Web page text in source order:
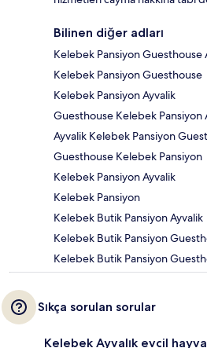
Bilinen diğer adları
Kelebek Pansiyon Guesthouse
Kelebek Pansiyon Guesthouse
Kelebek Pansiyon Ayvalik
Guesthouse Kelebek Pansiyon
Ayvalik Kelebek Pansiyon
Guesthouse Kelebek Pansiyon
Kelebek Pansiyon Ayvalik
Kelebek Pansiyon
Kelebek Butik Pansiyon Ayvalik
Kelebek Butik Pansiyon
Kelebek Butik Pansiyon
Sıkça sorulan sorular
Kelebek Ayvalık evcil